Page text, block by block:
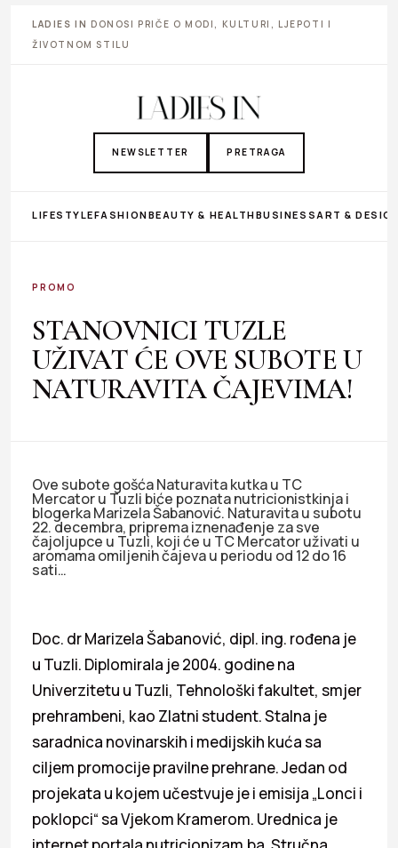
LADIES IN DONOSI PRIČE O MODI, KULTURI, LJEPOTI I
ŽIVOTNOM STILU
NEWSLETTER PRETRAGA
LIFESTYLEFASHIONBEAUTY & HEALTHBUSINESS ART &
PROMO
STANOVNICI TUZLE
UŽIVAT ĆE OVE SUBOTE U
NATURAVITA ČAJEVIMA!
Ove subote gošća Naturavita kutka u TC
Mercator u Tuzli biće poznata nutricionistkinja i
blogerka Marizela Šabanović. Naturavita u subotu
22. decembra, priprema iznenađenje za sve
čajoljupce u Tuzli, koji će u TC Mercator uživati u
aromama omiljenih čajeva u periodu od 12 do 16
sati…
Doc. dr Marizela Šabanović, dipl. ing. rođena je
u Tuzli. Diplomirala je 2004. godine na
Univerzitetu u Tuzli, Tehnološki fakultet, smjer
prehrambeni, kao Zlatni student. Stalna je
saradnica novinarskih i medijskih kuća sa
ciljem promocije pravilne prehrane. Jedan od
projekata u kojem učestvuje je i emisija „Lonci i
poklopci“ sa Vjekom Kramerom. Urednica je